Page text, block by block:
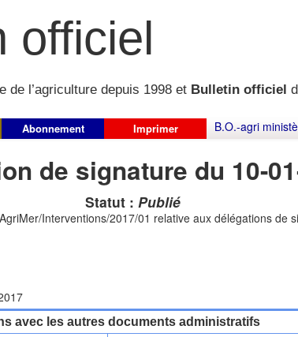
officiel
de l’agriculture depuis 1998 et Bulletin officiel
Abonnement Imprimer B.O.-agri
de signature du 10-
Statut : Publié
Interventions/2017/01 relative aux délégations de
avec les autres documents administratifs